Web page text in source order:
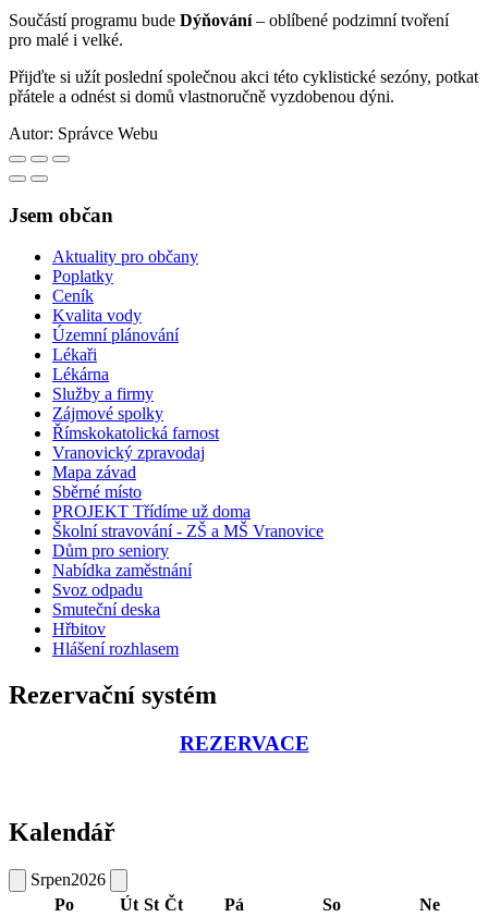
Součástí programu bude Dýňování– oblíbené podzimní tvoření
pro malé i velké.
Přijďte si užít poslední společnou akci této cyklistické sezóny, potkat
přátele a odnést si domů vlastnoručně vyzdobenou dýni.
Autor: Správce Webu
Jsem občan
Aktuality pro občany
Poplatky
Ceník
Kvalita vody
Územní plánování
Lékaři
Lékárna
Služby a firmy
Zájmové spolky
Římskokatolická farnost
Vranovický zpravodaj
Mapa závad
Sběrné místo
PROJEKT Třídíme už doma
Školní stravování - ZŠ a MŠ Vranovice
Dům pro seniory
Nabídka zaměstnání
Svoz odpadu
Smuteční deska
Hřbitov
Hlášení rozhlasem
Rezervační systém
REZERVACE
Kalendář
Srpen2026
Po
Út St Čt Pá So
Ne